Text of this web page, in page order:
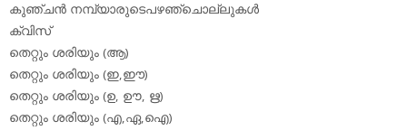
കുഞ്ചന്‍ നമ്പ്യാരുടെപഴഞ്ചൊല്ലുകള്‍
ക്വിസ്
തെറ്റും ശരിയും (ആ)
തെറ്റും ശരിയും (ഇ,ഈ)
തെറ്റും ശരിയും (ഉ, ഊ, ഋ)
തെറ്റും ശരിയും (എ,ഏ,ഐ)